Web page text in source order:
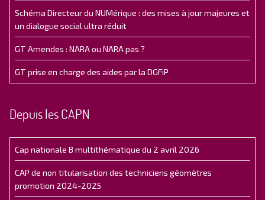
Schéma Directeur du NUMérique : des mises à jour majeures et
un dialogue social ultra réduit
GT Amendes : NARA ou NARA pas ?
GT prise en charge des aides par la DGFiP
Depuis les CAPN
Cap nationale B multithématique du 2 avril 2026
CAP de non titularisation des techniciens géomètres
promotion 2024-2025